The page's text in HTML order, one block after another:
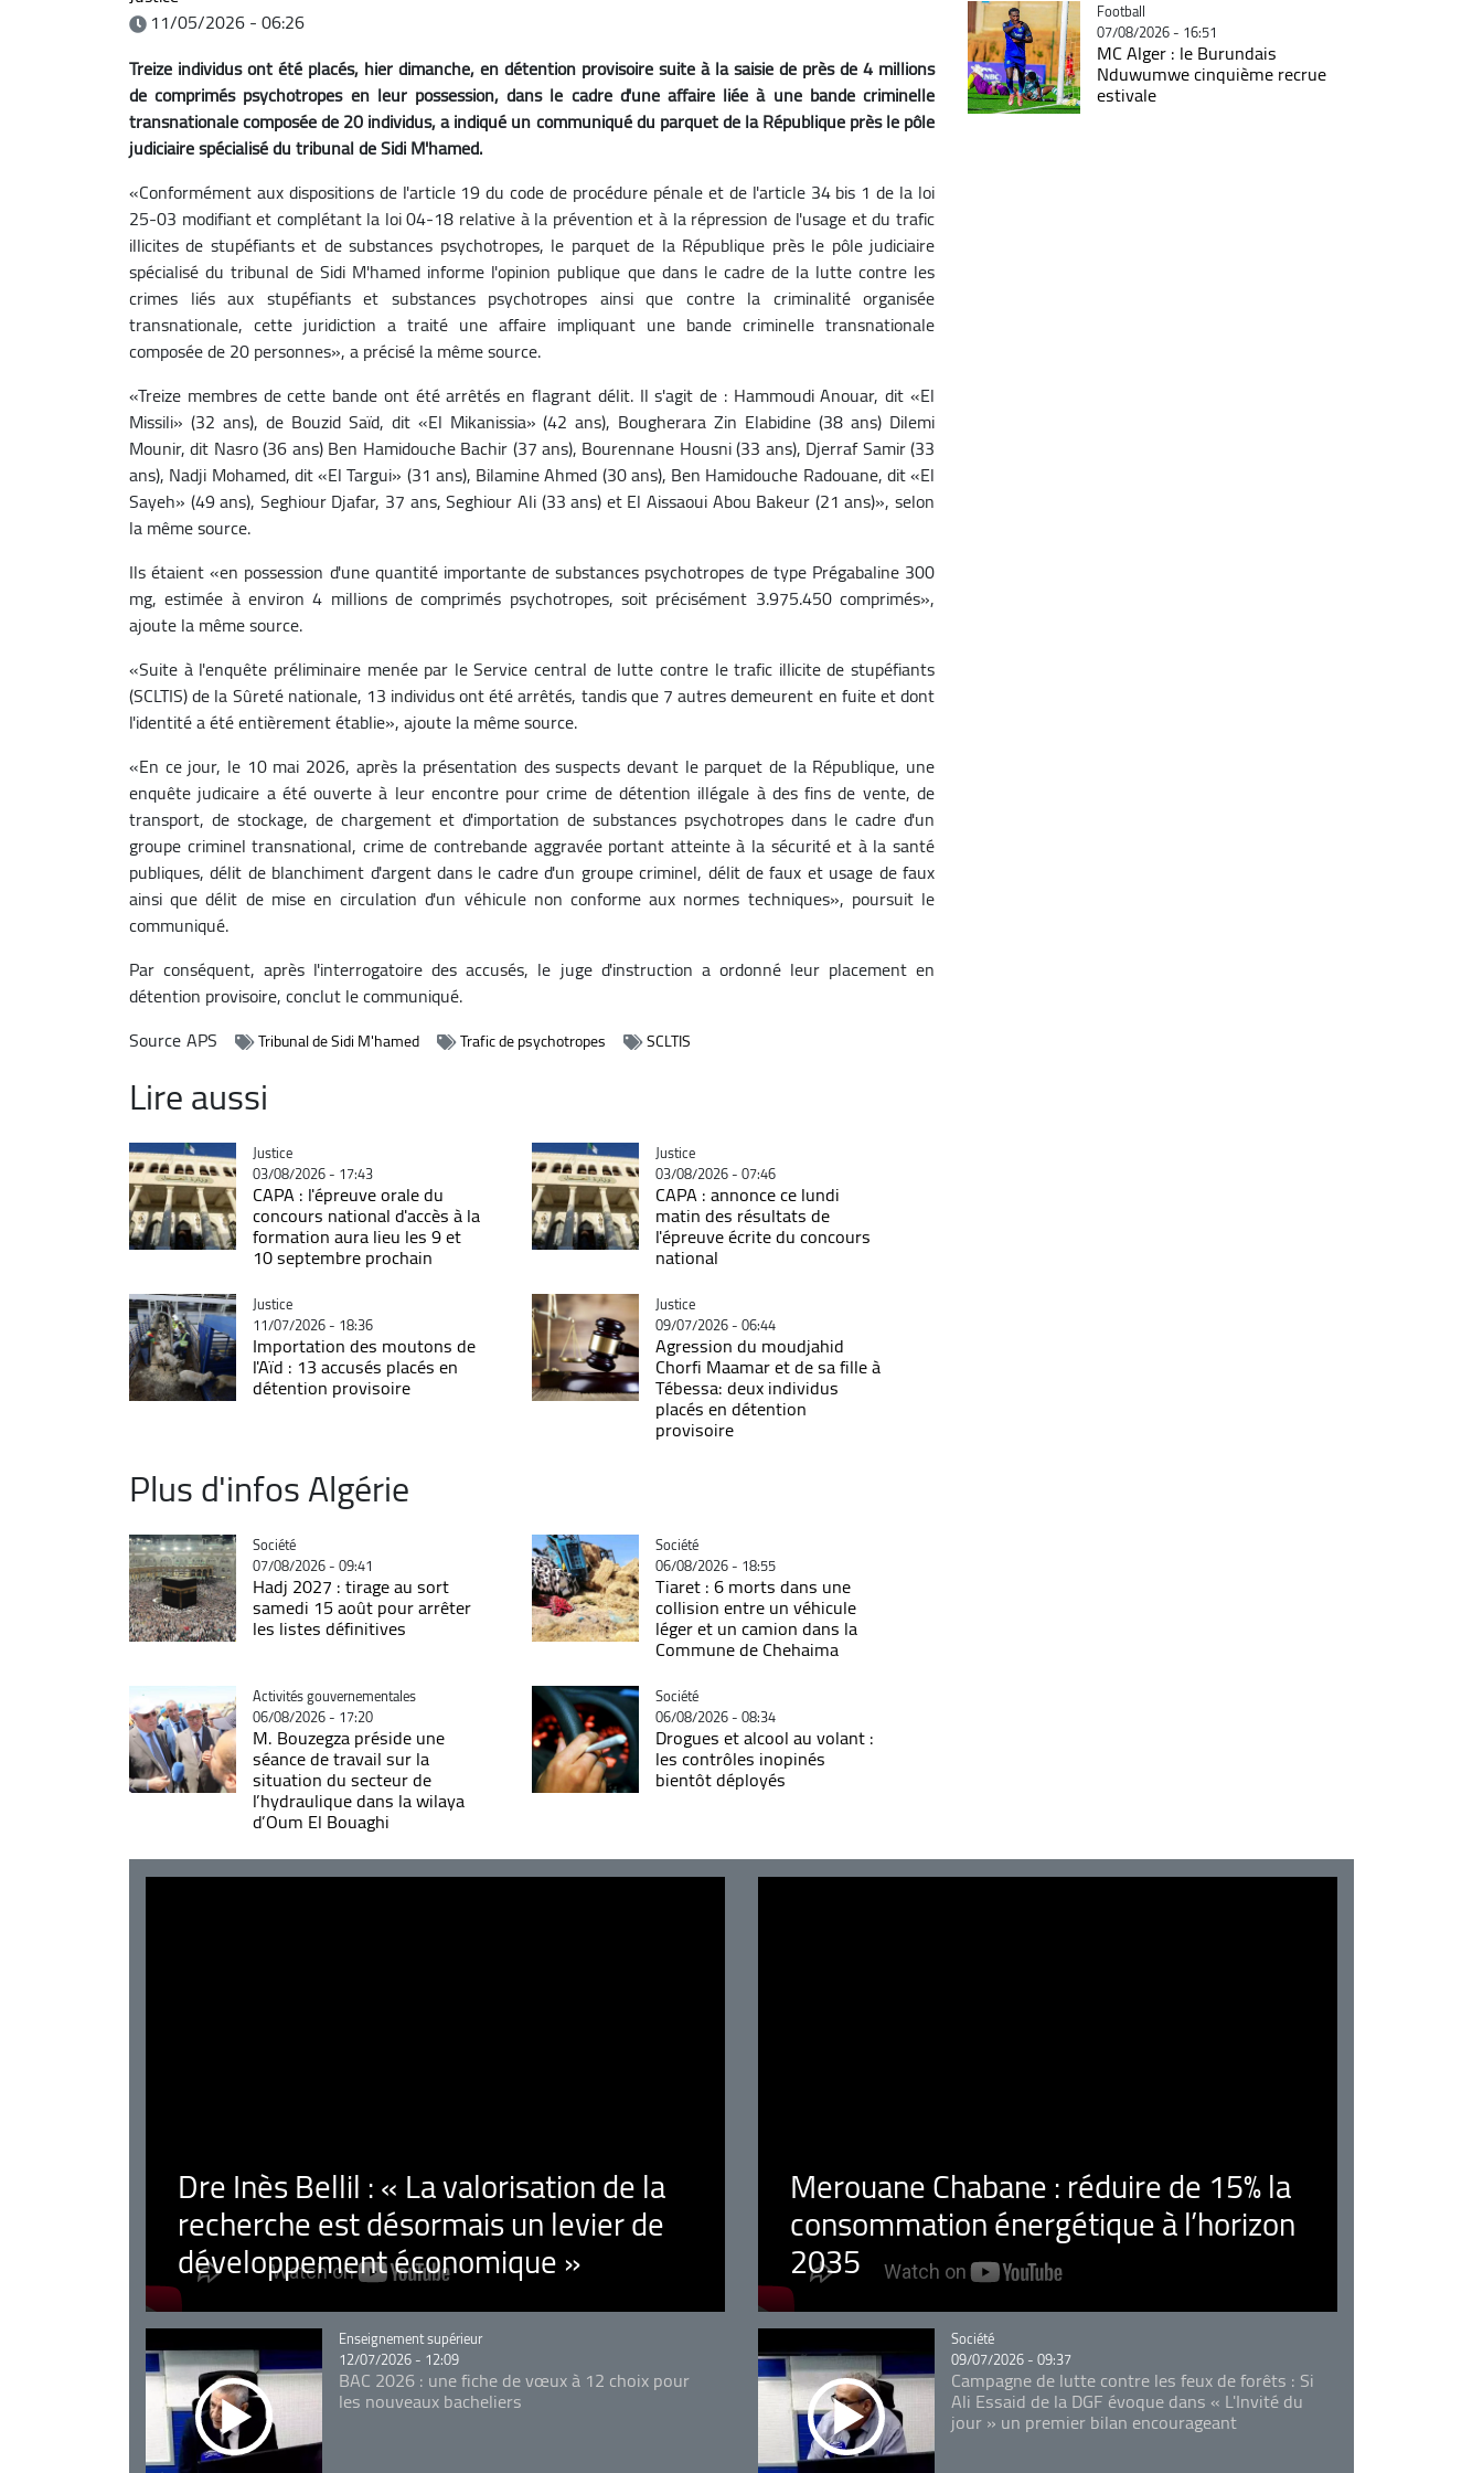
11/05/2026 - 06:26
Treize individus ont été placés, hier dimanche, en détention provisoire suite à la saisie de près de 4 millions
de comprimés psychotropes en leur possession, dans le cadre d'une affaire liée à une bande criminelle
transnationale composée de 20 individus, a indiqué un communiqué du parquet de la République près le pôle
judiciaire spécialisé du tribunal de Sidi M'hamed.
«Conformément aux dispositions de l'article 19 du code de procédure pénale et de l'article 34 bis 1 de la loi
25-03 modifiant et complétant la loi 04-18 relative à la prévention et à la répression de l'usage et du trafic
illicites de stupéfiants et de substances psychotropes, le parquet de la République près le pôle judiciaire
spécialisé du tribunal de Sidi M'hamed informe l'opinion publique que dans le cadre de la lutte contre les
crimes liés aux stupéfiants et substances psychotropes ainsi que contre la criminalité organisée
transnationale, cette juridiction a traité une affaire impliquant une bande criminelle transnationale
composée de 20 personnes», a précisé la même source.
«Treize membres de cette bande ont été arrêtés en flagrant délit. Il s'agit de : Hammoudi Anouar, dit «El
Missili» (32 ans), de Bouzid Saïd, dit «El Mikanissia» (42 ans), Bougherara Zin Elabidine (38 ans) Dilemi
Mounir, dit Nasro (36 ans) Ben Hamidouche Bachir (37 ans), Bourennane Housni (33 ans), Djerraf Samir (33
ans), Nadji Mohamed, dit «El Targui» (31 ans), Bilamine Ahmed (30 ans), Ben Hamidouche Radouane, dit «El
Sayeh» (49 ans), Seghiour Djafar, 37 ans, Seghiour Ali (33 ans) et El Aissaoui Abou Bakeur (21 ans)», selon
la même source.
Ils étaient «en possession d'une quantité importante de substances psychotropes de type Prégabaline 300
mg, estimée à environ 4 millions de comprimés psychotropes, soit précisément 3.975.450 comprimés»,
ajoute la même source.
«Suite à l'enquête préliminaire menée par le Service central de lutte contre le trafic illicite de stupéfiants
(SCLTIS) de la Sûreté nationale, 13 individus ont été arrêtés, tandis que 7 autres demeurent en fuite et dont
l'identité a été entièrement établie», ajoute la même source.
«En ce jour, le 10 mai 2026, après la présentation des suspects devant le parquet de la République, une
enquête judicaire a été ouverte à leur encontre pour crime de détention illégale à des fins de vente, de
transport, de stockage, de chargement et d'importation de substances psychotropes dans le cadre d'un
groupe criminel transnational, crime de contrebande aggravée portant atteinte à la sécurité et à la santé
publiques, délit de blanchiment d'argent dans le cadre d'un groupe criminel, délit de faux et usage de faux
ainsi que délit de mise en circulation d'un véhicule non conforme aux normes techniques», poursuit le
communiqué.
Par conséquent, après l'interrogatoire des accusés, le juge d'instruction a ordonné leur placement en
détention provisoire, conclut le communiqué.
SourceAPS Tribunal de Sidi M'hamed Trafic de psychotropes SCLTIS
Lire aussi
Catégorie
Justice
03/08/2026 - 17:43
CAPA : l'épreuve orale du
concours national d'accès à la
formation aura lieu les 9 et
10 septembre prochain
Catégorie
Justice
03/08/2026 - 07:46
CAPA : annonce ce lundi
matin des résultats de
l'épreuve écrite du concours
national
Catégorie
Justice
11/07/2026 - 18:36
Importation des moutons de
l'Aïd : 13 accusés placés en
détention provisoire
Catégorie
Justice
09/07/2026 - 06:44
Agression du moudjahid
Chorfi Maamar et de sa fille à
Tébessa: deux individus
placés en détention
provisoire
Plus d'infos Algérie
Catégorie
Société
07/08/2026 - 09:41
Hadj 2027 : tirage au sort
samedi 15 août pour arrêter
les listes définitives
Catégorie
Société
06/08/2026 - 18:55
Tiaret : 6 morts dans une
collision entre un véhicule
léger et un camion dans la
Commune de Chehaima
Catégorie
Activités gouvernementales
06/08/2026 - 17:20
M. Bouzegza préside une
séance de travail sur la
situation du secteur de
l’hydraulique dans la wilaya
d’Oum El Bouaghi
Catégorie
Société
06/08/2026 - 08:34
Drogues et alcool au volant :
les contrôles inopinés
bientôt déployés
Catégorie
Football
07/08/2026 - 16:51
MC Alger : le Burundais
Nduwumwe cinquième recrue
estivale
Dre Inès Bellil : « La valorisation de la
recherche est désormais un levier de
développement économique »
Merouane Chabane : réduire de 15% la
consommation énergétique à l’horizon
2035
Catégorie
Enseignement supérieur
12/07/2026 - 12:09
BAC 2026 : une fiche de vœux à 12 choix pour
les nouveaux bacheliers
Catégorie
Société
09/07/2026 - 09:37
Campagne de lutte contre les feux de forêts : Si
Ali Essaid de la DGF évoque dans « L'Invité du
jour » un premier bilan encourageant